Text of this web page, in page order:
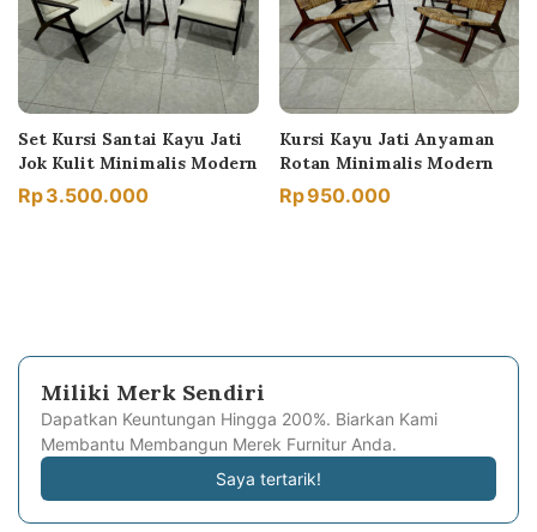
Set Kursi Santai Kayu Jati
Jok Kulit Minimalis Modern
Rp3.500.000
Kursi Kayu Jati Anyaman
Rotan Minimalis Modern
Rp950.000
Miliki Merk Sendiri
Dapatkan Keuntungan Hingga 200%. Biarkan Kami
Membantu Membangun Merek Furnitur Anda.
Saya tertarik!